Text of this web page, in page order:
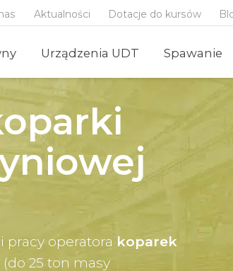
Aktualności Dotacje do kursów
Urządzenia UDT Spawanie
pracy operatora koparek
(do 25 ton masy